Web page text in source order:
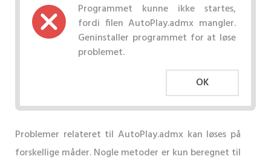
Programmet kunne ikke startes,
fordi filen AutoPlay.admx mangler.
Geninstaller programmet for at løse
problemet.
OK
Problemer relateret til AutoPlay.admx kan løses på
forskellige måder. Nogle metoder er kun beregnet til